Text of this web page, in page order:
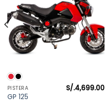
PISTERA
GP 125
S/.4,699.00